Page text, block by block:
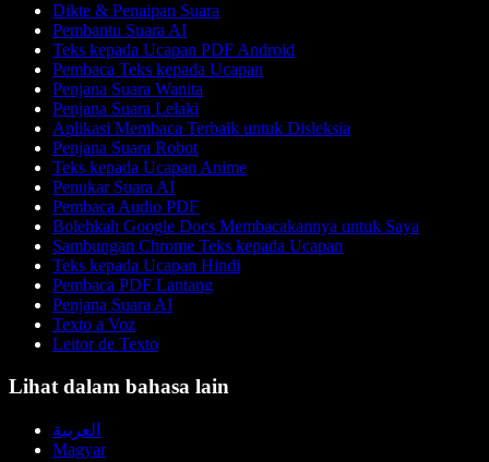
Dikte & Penaipan Suara
Pembantu Suara AI
Teks kepada Ucapan PDF Android
Pembaca Teks kepada Ucapan
Penjana Suara Wanita
Penjana Suara Lelaki
Aplikasi Membaca Terbaik untuk Disleksia
Penjana Suara Robot
Teks kepada Ucapan Anime
Penukar Suara AI
Pembaca Audio PDF
Bolehkah Google Docs Membacakannya untuk Saya
Sambungan Chrome Teks kepada Ucapan
Teks kepada Ucapan Hindi
Pembaca PDF Lantang
Penjana Suara AI
Texto a Voz
Leitor de Texto
Lihat dalam bahasa lain
العربية
Magyar